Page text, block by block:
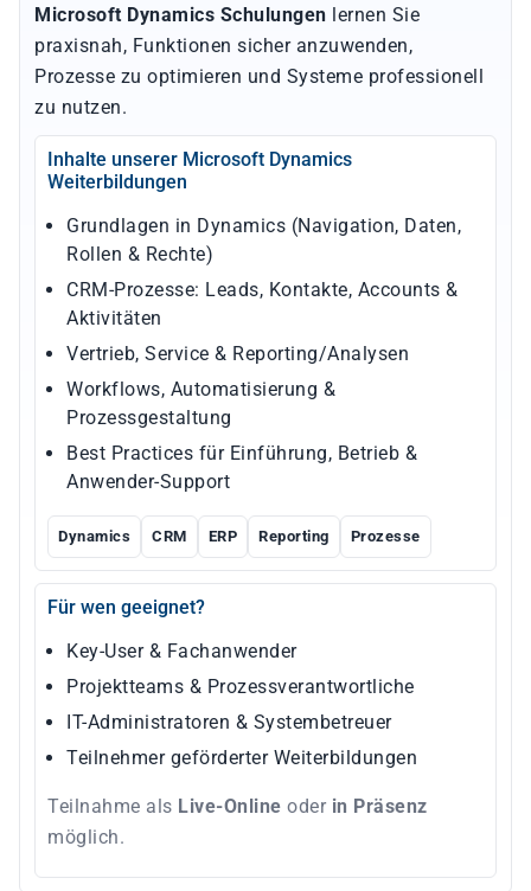
Microsoft Dynamics Schulungen lernen Sie
praxisnah, Funktionen sicher anzuwenden,
Prozesse zu optimieren und Systeme professionell
zu nutzen.
Inhalte unserer Microsoft Dynamics
Weiterbildungen
Grundlagen in Dynamics (Navigation, Daten,
Rollen & Rechte)
CRM-Prozesse: Leads, Kontakte, Accounts &
Aktivitäten
Vertrieb, Service & Reporting/Analysen
Workflows, Automatisierung &
Prozessgestaltung
Best Practices für Einführung, Betrieb &
Anwender-Support
Dynamics CRM ERP Reporting Prozesse
Für wen geeignet?
Key-User & Fachanwender
Projektteams & Prozessverantwortliche
IT-Administratoren & Systembetreuer
Teilnehmer geförderter Weiterbildungen
Teilnahme als Live-Online oder in Präsenz
möglich.